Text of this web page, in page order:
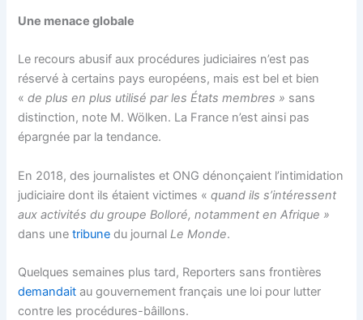
Une menace globale
Le recours abusif aux procédures judiciaires n’est pas
réservé à certains pays européens, mais est bel et bien
«de plus en plus utilisé par les États membres » sans
distinction, note M. Wölken. La France n’est ainsi pas
épargnée par la tendance.
En 2018, des journalistes et ONG dénonçaient l’intimidation
judiciaire dont ils étaient victimes «quand ils s’intéressent
aux activités du groupe Bolloré, notamment en Afrique »
dans unetribune du journalLe Monde.
Quelques semaines plus tard, Reporters sans frontières
demandait au gouvernement français une loi pour lutter
contre les procédures-bâillons.